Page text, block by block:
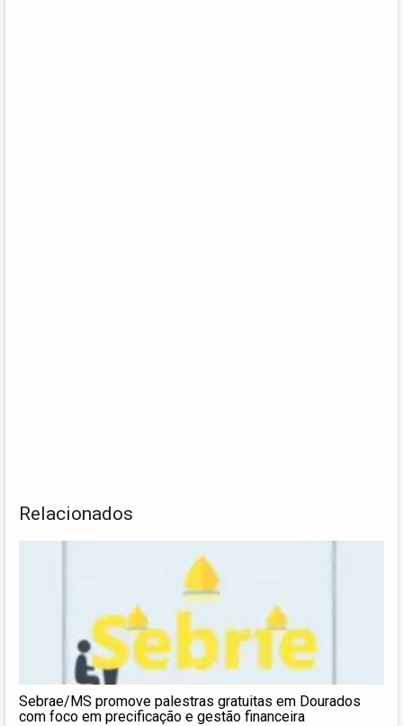
Relacionados
Sebrae/MS promove palestras gratuitas em Dourados
com foco em precificação e gestão financeira